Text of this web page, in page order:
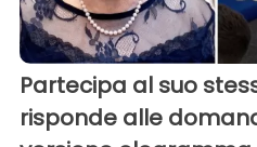
Partecipa al suo
risponde alle